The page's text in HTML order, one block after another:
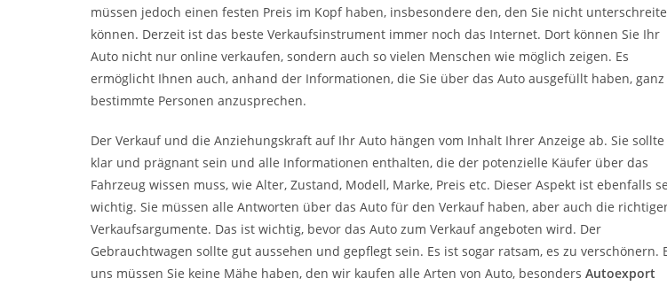
müssen jedoch einen festen Preis im Kopf haben, insbesondere den, den Sie nicht
können. Derzeit ist das beste Verkaufsinstrument immer noch das Internet. Dort können Sie Ihr
Auto nicht nur online verkaufen, sondern auch so vielen Menschen wie möglich zeigen. Es
ermöglicht Ihnen auch, anhand der Informationen, die Sie über das Auto ausgefüllt haben, ganz
bestimmte Personen anzusprechen.
Der Verkauf und die Anziehungskraft auf Ihr Auto hängen vom Inhalt Ihrer Anzeige ab. Sie sollte
klar und prägnant sein und alle Informationen enthalten, die der potenzielle Käufer über das
Fahrzeug wissen muss, wie Alter, Zustand, Modell, Marke, Preis etc. Dieser Aspekt ist ebenfalls
wichtig. Sie müssen alle Antworten über das Auto für den Verkauf haben, aber auch die
Verkaufsargumente. Das ist wichtig, bevor das Auto zum Verkauf angeboten wird. Der
Gebrauchtwagen sollte gut aussehen und gepflegt sein. Es ist sogar ratsam, es zu verschönern.
uns müssen Sie keine Mähe haben, den wir kaufen alle Arten von Auto, besonders Autoexport